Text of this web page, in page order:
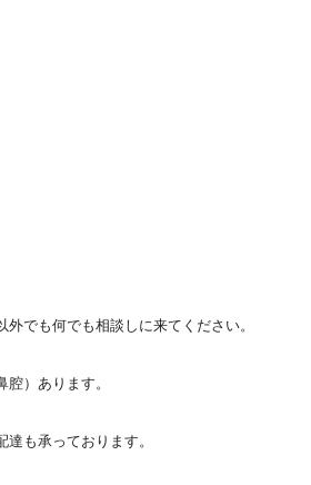
でも何でも相談しに来てください。
）あります。
も承っております。